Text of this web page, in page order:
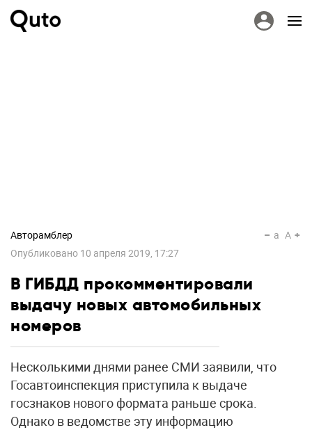
Авторамблер
Опубликовано 10 апреля 2019, 17:27
a A
В ГИБДД прокомментировали
выдачу новых автомобильных
номеров
Несколькими днями ранее СМИ заявили, что
Госавтоинспекция приступила к выдаче
госзнаков нового формата раньше срока.
Однако в ведомстве эту информацию